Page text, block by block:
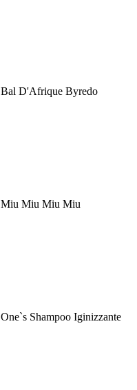
Bal D'Afrique Byredo
Miu Miu Miu Miu
One`s Shampoo Iginizzante